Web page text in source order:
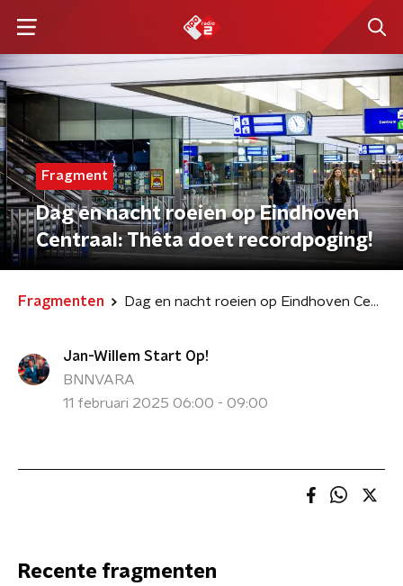
Fragment
Dag en nacht roeien op Eindhoven
Centraal: Thêta doet recordpoging!
Fragmenten Dag en nacht roeien op Eindhoven Centraal: Thêta doet recordpoging!
Jan-Willem Start Op!
BNNVARA
11 februari 2025 06:00 - 09:00
Recente fragmenten